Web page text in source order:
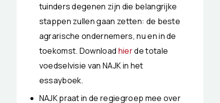
tuinders degenen zijn die belangrijke
stappen zullen gaan zetten: de beste
agrarische ondernemers, nu en in de
toekomst. Download hierde totale
voedselvisie van NAJK in het
essayboek.
NAJK praat in de regiegroep mee over